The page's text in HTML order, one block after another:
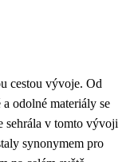
cestou vývoje. Od
odolné materiály se
sehrála v tomto vývoji
synonymem pro